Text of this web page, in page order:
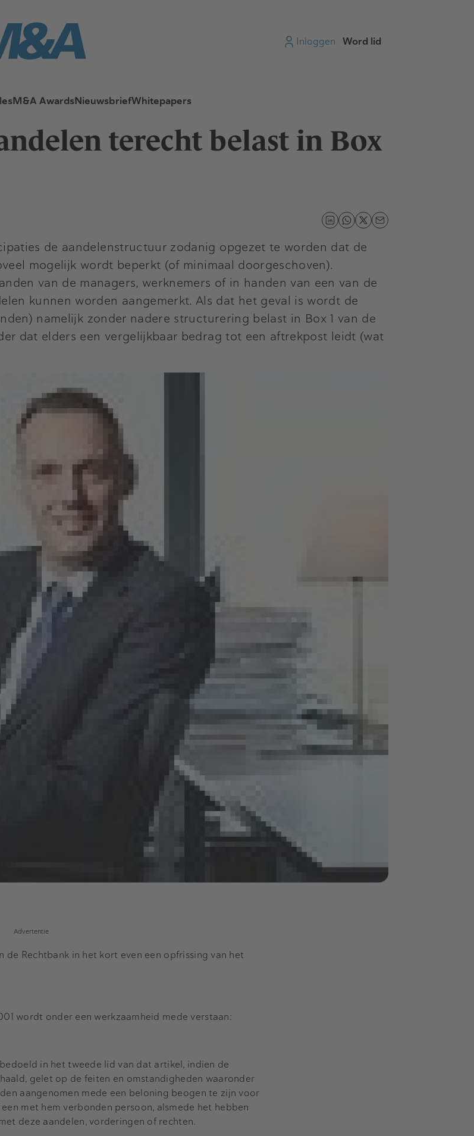
Inloggen Word lid
M&A AwardsNieuwsbriefWhitepapers
terecht belast in Box
de aandelenstructuur zodanig opgezet te worden dat de
mogelijk wordt beperkt (of minimaal doorgeschoven).
van de managers, werknemers of in handen van een van de
kunnen worden aangemerkt. Als dat het geval is wordt de
namelijk zonder nadere structurering belast in Box 1 van de
dat elders een vergelijkbaar bedrag tot een aftrekpost leidt (wat
Advertentie
Rechtbank in het kort even een opfrissing van het
wordt onder een werkzaamheid mede verstaan:
in het tweede lid van dat artikel, indien de
gelet op de feiten en omstandigheden waaronder
aangenomen mede een beloning beogen te zijn voor
met hem verbonden persoon, alsmede het hebben
deze aandelen, vorderingen of rechten.